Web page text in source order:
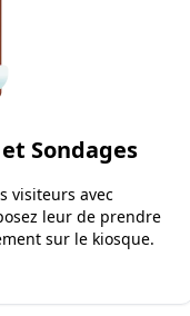
Sondages
visiteurs avec
leur de prendre
sur le kiosque.